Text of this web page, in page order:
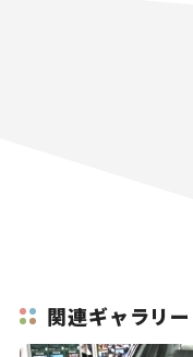
関連ギャラリー